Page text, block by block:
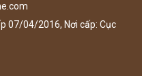
07/04/2016, Nơi cấp: Cục